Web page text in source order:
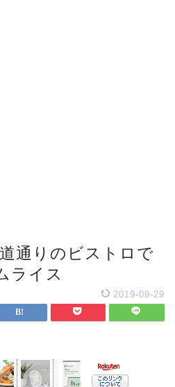
通りのビストロで
ライス
2019-09-29